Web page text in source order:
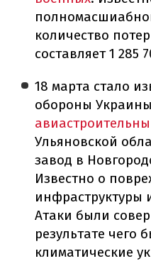
количество
составляет 1 285
18 марта стало
обороны Украины
Ульяновской
завод в
Известно о
инфраструктуры
Атаки были
результате чего
климатические